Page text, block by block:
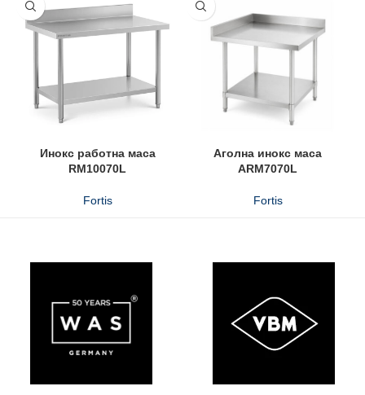
Инокс работна маса
RM10070L
Fortis
Аголнa инокс масa
ARM7070L
Fortis